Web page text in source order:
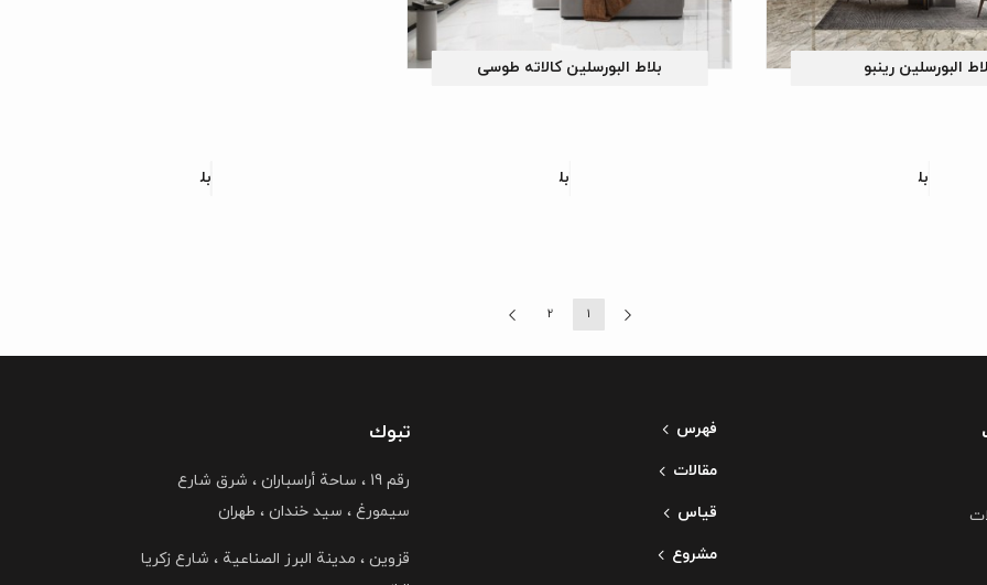
البورسلین رینبو بلاط البورسلین کالاته طوسی
بلاط بورسلین آدریوسا بلاط بورسلین آکامیت بلاط بورسلین ویستا استون
1
2
فهرس
مقالات
قياس
مشروع
تبوك
رقم 19 ، ساحة أراسباران ، شرق شارع
سیمورغ ، سید خندان ، طهران
قزوین ، مدینة البرز الصناعیة ، شارع زکریا